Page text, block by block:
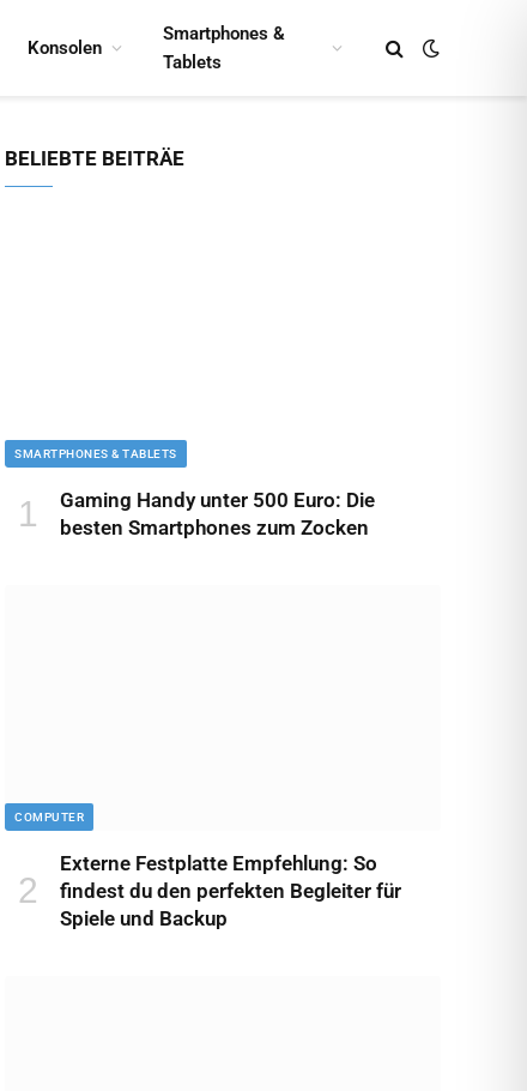
Konsolen
Smartphones &
Tablets
BELIEBTE BEITRÄE
SMARTPHONES & TABLETS
Gaming Handy unter 500 Euro: Die
besten Smartphones zum Zocken
COMPUTER
Externe Festplatte Empfehlung: So
findest du den perfekten Begleiter für
Spiele und Backup